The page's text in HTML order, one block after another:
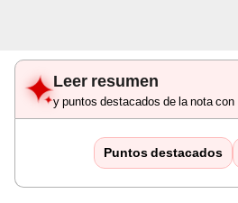
Leer resumen
y puntos destacados de la nota con
Puntos destacados